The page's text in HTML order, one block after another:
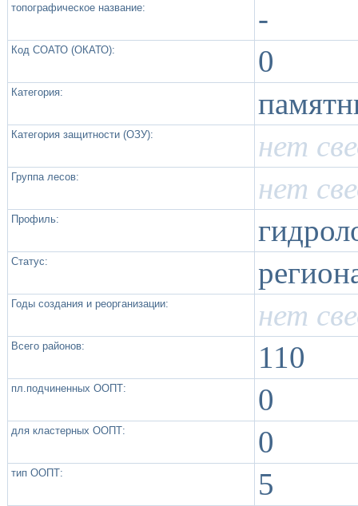
топографическое название: -
Код СОАТО (ОКАТО): 0
Категория:
Категория защитности (ОЗУ): нет
Группа лесов: нет
Профиль:
Статус:
Годы создания и реорганизации: нет
Всего районов: 110
пл.подчиненных ООПТ: 0
для кластерных ООПТ: 0
тип ООПТ: 5